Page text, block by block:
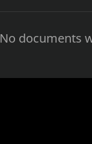
No documents